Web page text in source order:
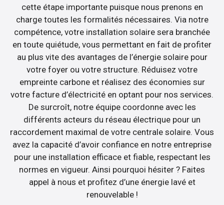
cette étape importante puisque nous prenons en
charge toutes les formalités nécessaires. Via notre
compétence, votre installation solaire sera branchée
en toute quiétude, vous permettant en fait de profiter
au plus vite des avantages de l’énergie solaire pour
votre foyer ou votre structure. Réduisez votre
empreinte carbone et réalisez des économies sur
votre facture d’électricité en optant pour nos services.
De surcroît, notre équipe coordonne avec les
différents acteurs du réseau électrique pour un
raccordement maximal de votre centrale solaire. Vous
avez la capacité d’avoir confiance en notre entreprise
pour une installation efficace et fiable, respectant les
normes en vigueur. Ainsi pourquoi hésiter ? Faites
appel à nous et profitez d’une énergie lavé et
renouvelable !